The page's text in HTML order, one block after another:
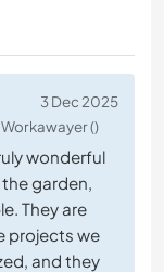
3 Dec 2025
()
wonderful
garden,
They are
projects we
and they